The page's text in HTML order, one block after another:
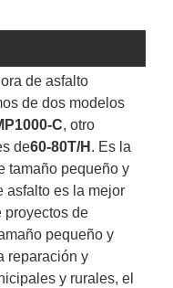
de asfalto
de dos modelos
C, otro
de60-80T/H . Es la
tamaño pequeño y
asfalto es la mejor
proyectos de
pequeño y
reparación y
y rurales, el